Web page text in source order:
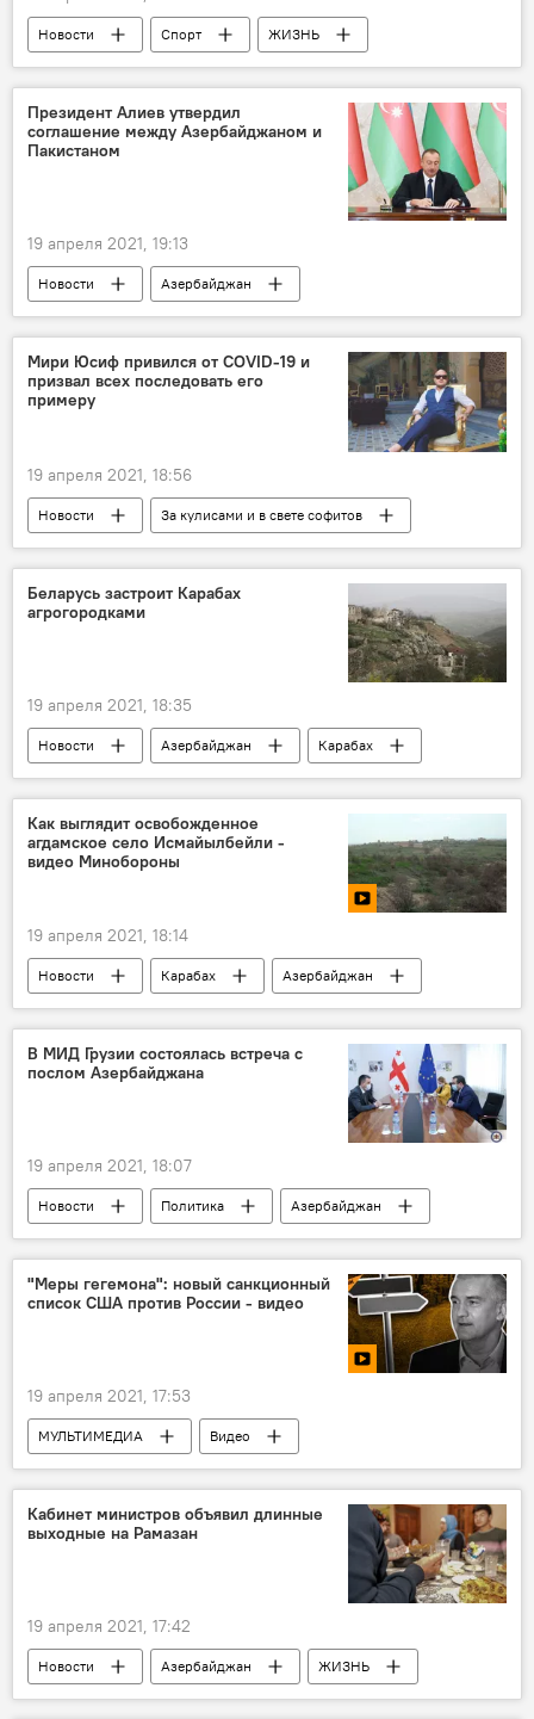
Новости Спорт
ЖИЗНЬ
Происшествия
Азербайджан
Шахруддин Магомедалиев
ФК "Карабах"
травма
Президент Алиев утвердил
соглашение между Азербайджаном и
Пакистаном
19 апреля 2021, 19:13
Новости
Азербайджан
Новости мира
Политика
Пакистан
Соглашение
Ильхам Алиев
Мири Юсиф привился от COVID-19 и
призвал всех последовать его
примеру
19 апреля 2021, 18:56
Новости
За кулисами и в свете софитов
Азербайджан
Здоровье
ЖИЗНЬ
Мири Юсиф
Вакцинация
Беларусь застроит Карабах
агрогородками
19 апреля 2021, 18:35
Новости Азербайджан
Карабах
Новости мира
Экономика
Беларусь
агросектор
строительство
Карабах
Как выглядит освобожденное
агдамское село Исмайылбейли -
видео Минобороны
19 апреля 2021, 18:14
Новости Карабах
Азербайджан
Агдамский район
Минобороны АР
МУЛЬТИМЕДИА
В МИД Грузии состоялась встреча с
послом Азербайджана
19 апреля 2021, 18:07
Новости Политика
Азербайджан
Грузия
Ситуация в Грузии
"Меры гегемона": новый санкционный
список США против России - видео
19 апреля 2021, 17:53
МУЛЬТИМЕДИА
Видео
Новости мира
Новости Политика
Кабинет министров объявил длинные
выходные на Рамазан
19 апреля 2021, 17:42
Новости Азербайджан
ЖИЗНЬ
Кабинет министров АР
выходные